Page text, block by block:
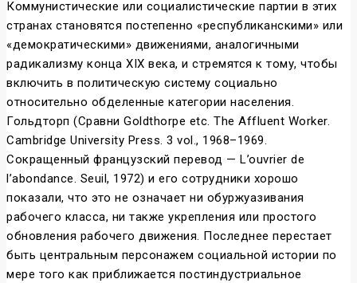
Коммунистические или социалистические партии в этих
странах становятся постепенно «республиканскими» или
«демократическими» движениями, аналогичными
радикализму конца XIX века, и стремятся к тому, чтобы
включить в политическую систему социально
относительно обделенные категории населения.
Гольдторп (Сравни Goldthorpe etc. The Affluent Worker.
Cambridge University Press. 3 vol., 1968–1969.
Сокращенный французский перевод — L’ouvrier de
l’abondance. Seuil, 1972) и его сотрудники хорошо
показали, что это не означает ни обуржуазивания
рабочего класса, ни также укрепления или простого
обновления рабочего движения. Последнее перестает
быть центральным персонажем социальной истории по
мере того как приближается постиндустриальное